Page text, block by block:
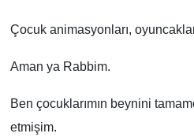
Çocuk animasyonları,
Aman ya Rabbim.
Ben çocuklarımın beynini
etmişim.